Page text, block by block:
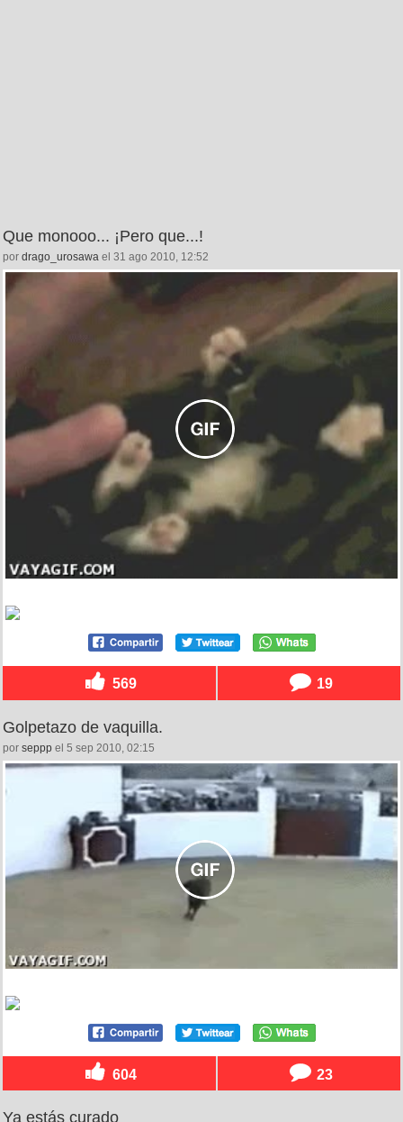
Que monooo... ¡Pero que...!
por drago_urosawa el 31 ago 2010, 12:52
569 19
Golpetazo de vaquilla.
por seppp el 5 sep 2010, 02:15
604 23
Ya estás curado